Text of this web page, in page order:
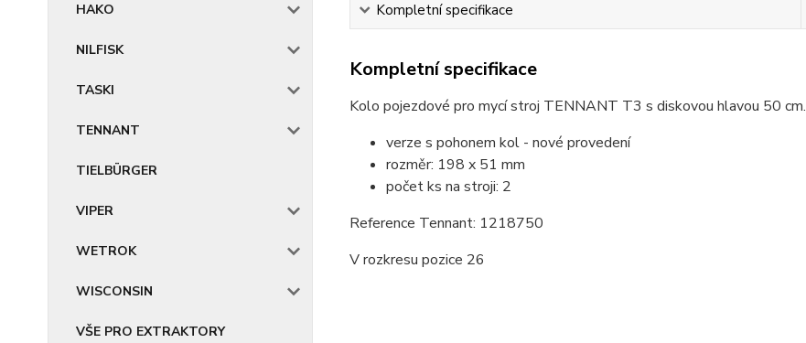
HAKO
NILFISK
TASKI
TENNANT
TIELBÜRGER
VIPER
WETROK
WISCONSIN
VŠE PRO EXTRAKTORY
Kompletní specifikace
Kompletní specifikace
Kolo pojezdové pro mycí stroj TENNANT T3 s diskovou hlavou 50 cm.
verze s pohonem kol - nové provedení
rozměr: 198 x 51 mm
počet ks na stroji: 2
Reference Tennant: 1218750
V rozkresu pozice 26